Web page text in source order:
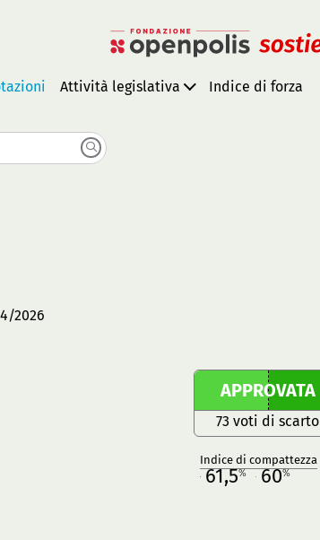
Attività legislativa Indice di forza
2026
APPROVATA
73 voti di scarto
Indice di compattezza
61,5% 60%